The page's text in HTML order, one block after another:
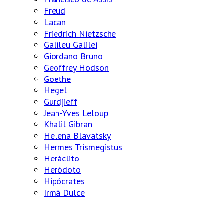
Freud
Lacan
Friedrich Nietzsche
Galileu Galilei
Giordano Bruno
Geoffrey Hodson
Goethe
Hegel
Gurdjieff
Jean-Yves Leloup
Khalil Gibran
Helena Blavatsky
Hermes Trismegistus
Heráclito
Heródoto
Hipócrates
Irmã Dulce